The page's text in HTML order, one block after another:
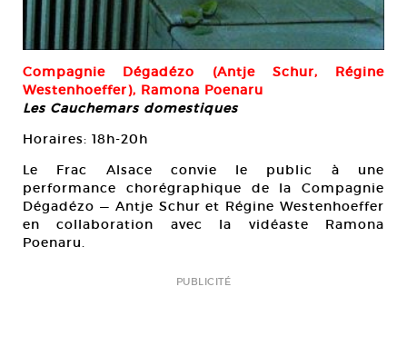
Compagnie Dégadézo (Antje Schur, Régine
Westenhoeffer), Ramona Poenaru
Les Cauchemars domestiques
Horaires: 18h-20h
Le Frac Alsace convie le public à une
performance chorégraphique de la Compagnie
Dégadézo — Antje Schur et Régine Westenhoeffer
en collaboration avec la vidéaste Ramona
Poenaru.
PUBLICITÉ